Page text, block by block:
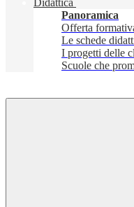
Didattica
Panoramica
Offerta
Le schede
I progetti delle
Scuole che